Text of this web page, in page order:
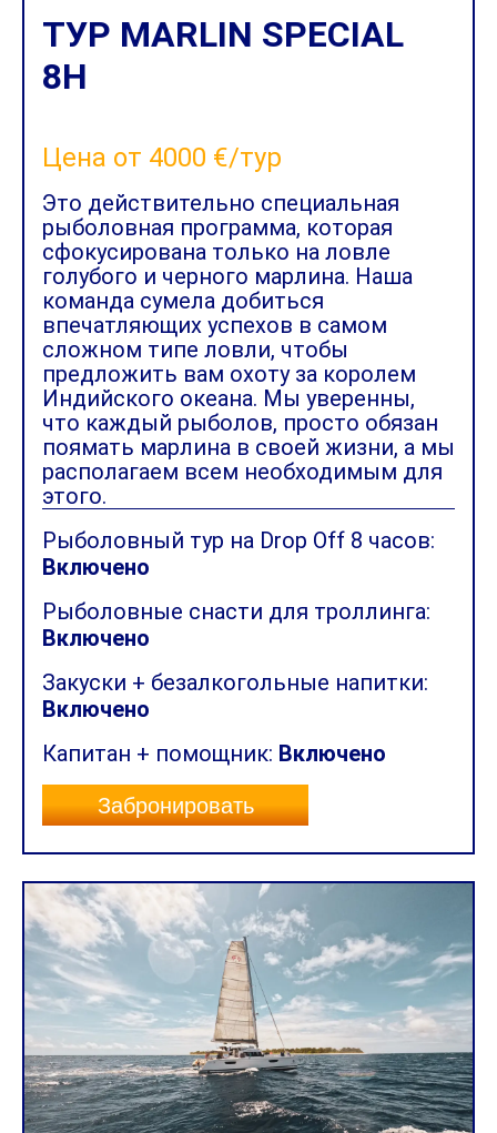
ТУР MARLIN SPECIAL
8H
Цена от 4000 €/тур
Это действительно специальная
рыболовная программа, которая
сфокусирована только на ловле
голубого и черного марлина. Наша
команда сумела добиться
впечатляющих успехов в самом
сложном типе ловли, чтобы
предложить вам охоту за королем
Индийского океана. Мы уверенны,
что каждый рыболов, просто обязан
поямать марлина в своей жизни, а мы
располагаем всем необходимым для
этого.
Рыболовный тур на Drop Off 8 часов:
Включено
Рыболовные снасти для троллинга:
Включено
Закуски + безалкогольные напитки:
Включено
Капитан + помощник: Включено
Забронировать